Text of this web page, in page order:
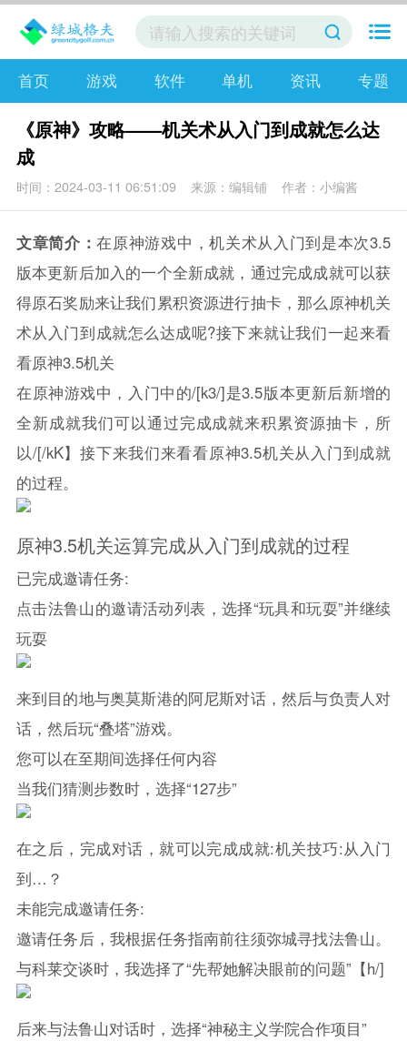
首页 游戏 软件 单机 资讯 专题
《原神》攻略——机关术从入门到成就怎么达
成
时间：2024-03-11 06:51:09 来源：编辑铺 作者：小编酱
文章简介：在原神游戏中，机关术从入门到是本次3.5
版本更新后加入的一个全新成就，通过完成成就可以获
得原石奖励来让我们累积资源进行抽卡，那么原神机关
术从入门到成就怎么达成呢?接下来就让我们一起来看
看原神3.5机关
在原神游戏中，入门中的/[k3/]是3.5版本更新后新增的
全新成就我们可以通过完成成就来积累资源抽卡，所
以/[/kK】接下来我们来看看原神3.5机关从入门到成就
的过程。
原神3.5机关运算完成从入门到成就的过程
已完成邀请任务:
点击法鲁山的邀请活动列表，选择“玩具和玩耍”并继续
玩耍
来到目的地与奥莫斯港的阿尼斯对话，然后与负责人对
话，然后玩“叠塔”游戏。
您可以在至期间选择任何内容
当我们猜测步数时，选择“127步”
在之后，完成对话，就可以完成成就:机关技巧:从入门
到…？
未能完成邀请任务:
邀请任务后，我根据任务指南前往须弥城寻找法鲁山。
与科莱交谈时，我选择了“先帮她解决眼前的问题”【h/]
后来与法鲁山对话时，选择“神秘主义学院合作项目”